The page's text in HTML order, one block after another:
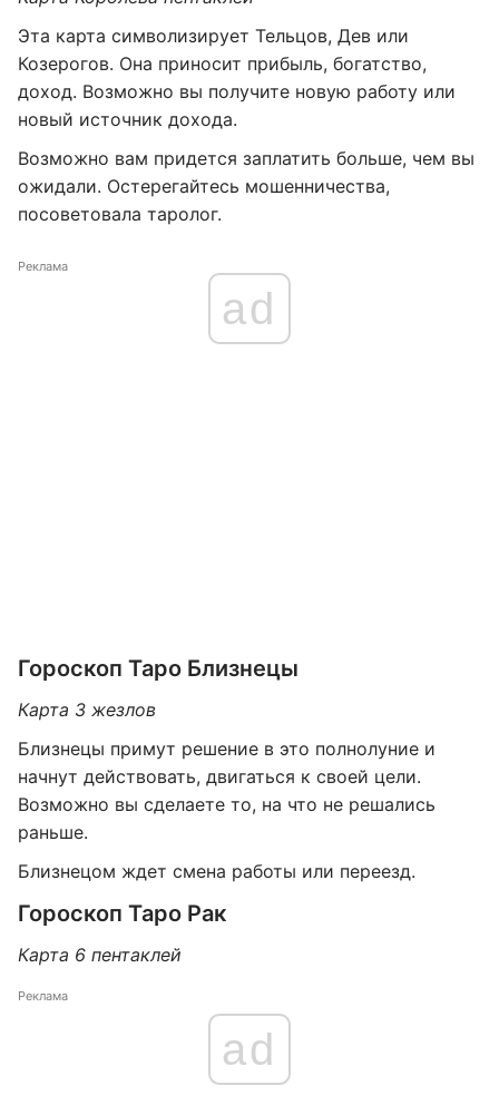
Эта карта символизирует Тельцов, Дев или
Козерогов. Она приносит прибыль, богатство,
доход. Возможно вы получите новую работу или
новый источник дохода.
Возможно вам придется заплатить больше, чем вы
ожидали. Остерегайтесь мошенничества,
посоветовала таролог.
Реклама
ad
Гороскоп Таро Близнецы
Карта 3 жезлов
Близнецы примут решение в это полнолуние и
начнут действовать, двигаться к своей цели.
Возможно вы сделаете то, на что не решались
раньше.
Близнецом ждет смена работы или переезд.
Гороскоп Таро Рак
Карта 6 пентаклей
Реклама
ad